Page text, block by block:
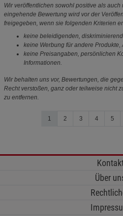
Wir veröffentlichen sowohl positive als
eingehende Bewertung wird vor der
freigegeben, wenn sie folgenden Kriterien
keine beleidigenden,
keine Werbung für andere Produkte,
keine Preisangaben, persönlichen
Informationen.
Wir behalten uns vor, Bewertungen, die
Recht verstoßen, ganz oder teilweise nicht
zu entfernen.
1 2 3 4 5
Über